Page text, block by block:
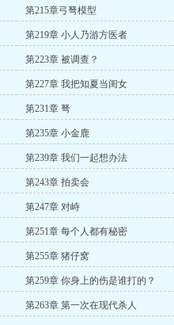
第215章弓弩模型
第219章 小人乃游方医者
第223章 被调查？
第227章 我把知夏当闺女
第231章 弩
第235章 小金鹿
第239章 我们一起想办法
第243章 拍卖会
第247章 对峙
第251章 每个人都有秘密
第255章 猪仔窝
第259章 你身上的伤是谁打的？
第263章 第一次在现代杀人